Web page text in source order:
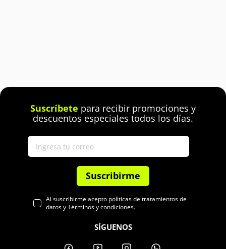
Suscríbete para recibir promociones y
descuentos especiales todos los días.
Suscribirme
Al suscribirme acepto políticas de tratamientos de
datos y Términos y condiciones.
SÍGUENOS